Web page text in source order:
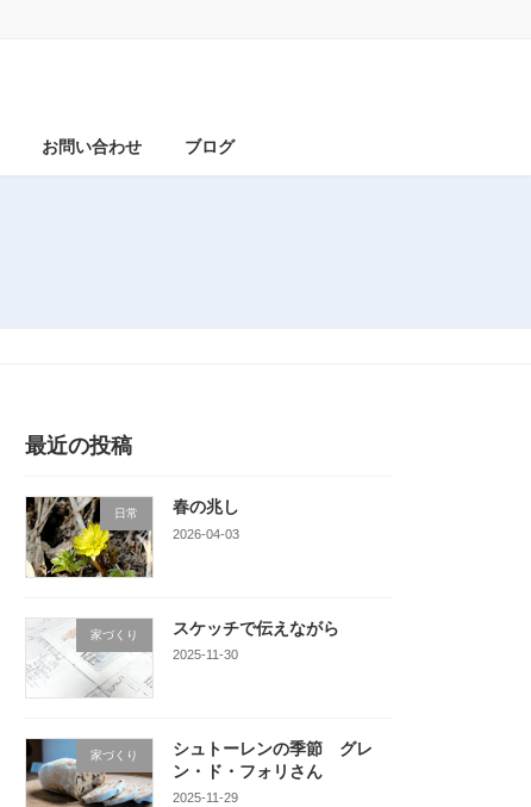
お問い合わせ ブログ
最近の投稿
日常 春の兆し
2026-04-03
家づくり スケッチで伝えながら
2025-11-30
家づくり
シュトーレンの季節 グレ
ン・ド・フォリさん
2025-11-29